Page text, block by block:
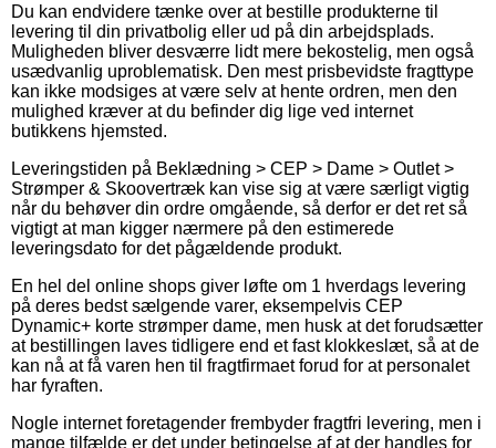
Du kan endvidere tænke over at bestille produkterne til
levering til din privatbolig eller ud på din arbejdsplads.
Muligheden bliver desværre lidt mere bekostelig, men også
usædvanlig uproblematisk. Den mest prisbevidste fragttype
kan ikke modsiges at være selv at hente ordren, men den
mulighed kræver at du befinder dig lige ved internet
butikkens hjemsted.
Leveringstiden på Beklædning > CEP > Dame > Outlet >
Strømper & Skoovertræk kan vise sig at være særligt vigtig
når du behøver din ordre omgående, så derfor er det ret så
vigtigt at man kigger nærmere på den estimerede
leveringsdato for det pågældende produkt.
En hel del online shops giver løfte om 1 hverdags levering
på deres bedst sælgende varer, eksempelvis CEP
Dynamic+ korte strømper dame, men husk at det forudsætter
at bestillingen laves tidligere end et fast klokkeslæt, så at de
kan nå at få varen hen til fragtfirmaet forud for at personalet
har fyraften.
Nogle internet foretagender frembyder fragtfri levering, men i
mange tilfælde er det under betingelse af at der handles for